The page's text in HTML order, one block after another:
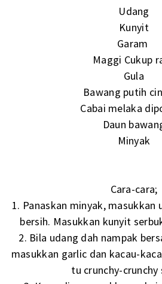
Udang
Kunyit
Garam
Maggi Cukup
Gula
Bawang putih
Cabai melaka
Daun
Minyak
Cara-cara;
1. Panaskan minyak, masukkan
bersih. Masukkan kunyit
2. Bila udang dah nampak
masukkan garlic dan kacau-
tu crunchy-crunchy